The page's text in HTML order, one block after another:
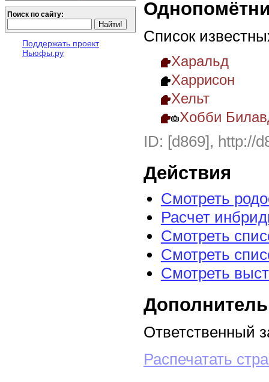
Поиск по сайту:
Поддержать проект
Ньюфы.ру
Список
Харальд
Харрисон
Хельт
Хобби
ID: [d869], http://
Действия
Смотреть
Расчет
Смотреть
Смотреть
Смотреть
Ответственный
Распечатать